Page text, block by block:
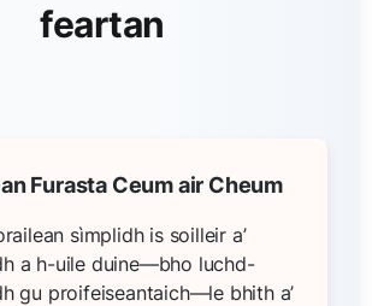
feartan
Furasta Ceum air Cheum
sìmplidh is soilleir a’
a h-uile duine—bho luchd-
gu proifeiseantaich—le bhith a’